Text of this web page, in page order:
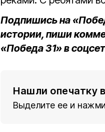
Подпишись на
истории, пиши
«Победа 31» в
Нашли опечатку
Выделите ее и